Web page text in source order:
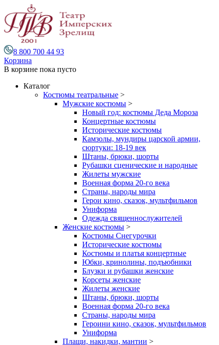
8 800 700 44 93
Корзина
В корзине пока пусто
Каталог
Костюмы театральные >
Мужские костюмы >
Новый год: костюмы Деда Мороза
Концертные костюмы
Исторические костюмы
Камзолы, мундиры царской армии,
сюртуки: 18-19 век
Штаны, брюки, шорты
Рубашки сценические и народные
Жилеты мужские
Военная форма 20-го века
Страны, народы мира
Герои кино, сказок, мультфильмов
Униформа
Одежда священнослужителей
Женские костюмы >
Костюмы Снегурочки
Исторические костюмы
Костюмы и платья концертные
Юбки, кринолины, подъюбники
Блузки и рубашки женские
Корсеты женские
Жилеты женские
Штаны, брюки, шорты
Военная форма 20-го века
Страны, народы мира
Героини кино, сказок, мультфильмов
Униформа
Плащи, накидки, мантии >